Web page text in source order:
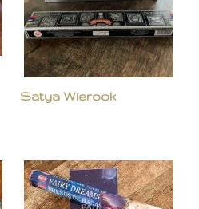
Satya Wierook